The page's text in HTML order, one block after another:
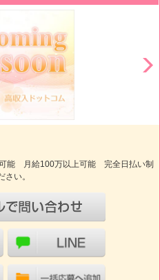
能 月給100万以上可能 完全日払い制
さい。